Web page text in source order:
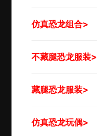
仿真恐龙组合>
不藏腿恐龙服装>
藏腿恐龙服装>
仿真恐龙玩偶>